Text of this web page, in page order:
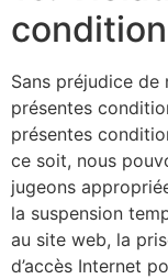
Sans préjudice
présentes
présentes
ce soit, nous
jugeons
la suspension
au site web, la
d’accès Internet